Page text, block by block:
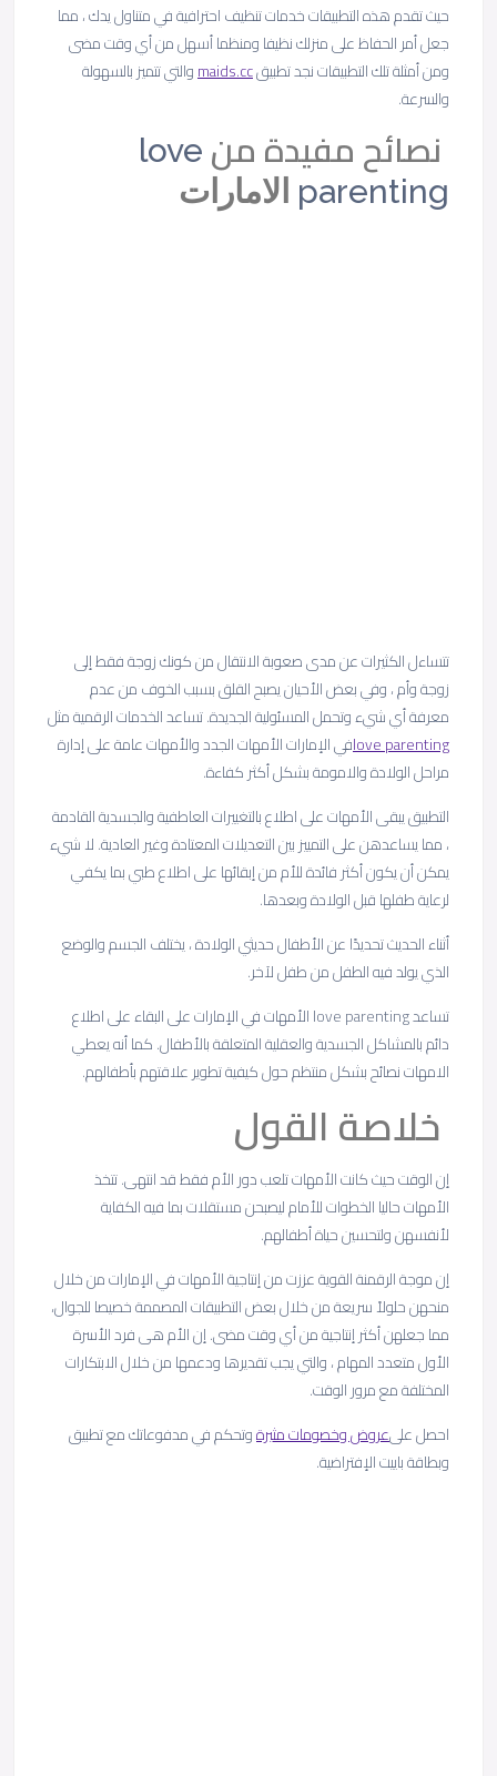
حيث تقدم هذه التطبيقات خدمات تنظيف احترافية في متناول يدك ، مما
جعل أمر الحفاظ على منزلك نظيفا ومنظما أسهل من أي وقت مضى
ومن أمثلة تلك التطبيقات نجد تطبيقmaids.ccوالتي تتميز بالسهولة
والسرعة.
نصائح مفيدة من love
parenting الامارات
تتساءل الكثيرات عن مدى صعوبة الانتقال من كونك زوجة فقط إلى
زوجة وأم ، وفي بعض الأحيان يصبح القلق بسبب الخوف من عدم
معرفة أي شيء وتحمل المسئولية الجديدة. تساعد الخدمات الرقمية مثل
love parentingفي الإمارات الأمهات الجدد والأمهات عامة على إدارة
مراحل الولادة والامومة بشكل أكثر كفاءة.
التطبيق يبقى الأمهات على اطلاع بالتغييرات العاطفية والجسدية القادمة
، مما يساعدهن على التمييز بين التعديلات المعتادة وغير العادية. لا شيء
يمكن أن يكون أكثر فائدة للأم من إبقائها على اطلاع طبي بما يكفي
لرعاية طفلها قبل الولادة وبعدها.
أثناء الحديث تحديدًا عن الأطفال حديثي الولادة ، يختلف الجسم والوضع
الذي يولد فيه الطفل من طفل لآخر.
تساعد love parenting الأمهات في الإمارات على البقاء على اطلاع
دائم بالمشاكل الجسدية والعقلية المتعلقة بالأطفال. كما أنه يعطي
الامهات نصائح بشكل منتظم حول كيفية تطوير علاقتهم بأطفالهم.
خلاصة القول
إن الوقت حيث كانت الأمهات تلعب دور الأم فقط قد انتهى. تتخذ
الأمهات حاليا الخطوات للأمام ليصبحن مستقلات بما فيه الكفاية
لأنفسهن ولتحسين حياة أطفالهم.
إن موجة الرقمنة القوية عززت من إنتاجية الأمهات في الإمارات من خلال
منحهن حلولاً سريعة من خلال بعض التطبيقات المصممة خصيصا للجوال،
مما جعلهن أكثر إنتاجية من أي وقت مضى. إن الأم هى فرد الأسرة
الأول متعدد المهام ، والتي يجب تقديرها ودعمها من خلال الابتكارات
المختلفة مع مرور الوقت.
احصل علىعروض وخصومات مثيرةوتحكم في مدفوعاتك مع تطبيق
وبطاقة باييت الإفتراضية.